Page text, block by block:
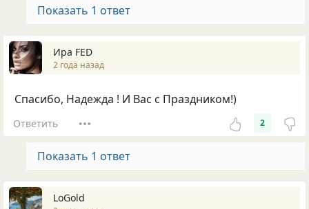
Показать 1 ответ
Ира FED
2 года назад
Спасибо, Надежда ! И Вас с Праздником!)
Ответить 2
Показать 1 ответ
LoGold